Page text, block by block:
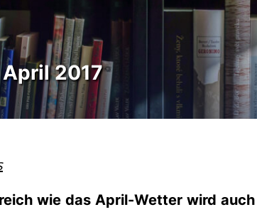
2017
wie das April-Wetter wird